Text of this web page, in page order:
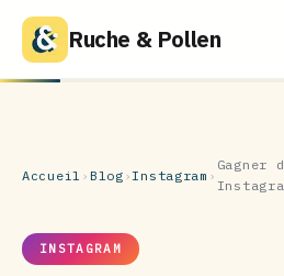
Ruche & Pollen
Accueil › Blog ›Instagram ›
Gagner
INSTAGRAM